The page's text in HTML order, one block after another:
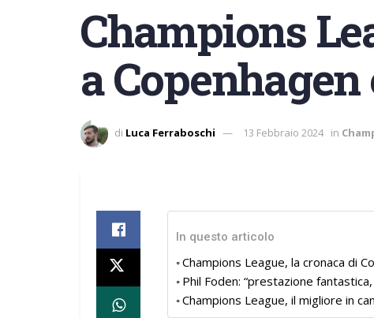
Champions
a
di Luca Ferraboschi 13 Febbraio 2024 in
In questo articolo
Champions League, la cronaca di
Phil Foden: “prestazione
Champions League, il migliore in